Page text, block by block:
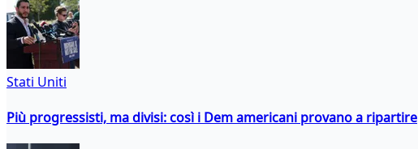
Stati Uniti
Più progressisti, ma divisi: così i Dem americani provano a ripartire